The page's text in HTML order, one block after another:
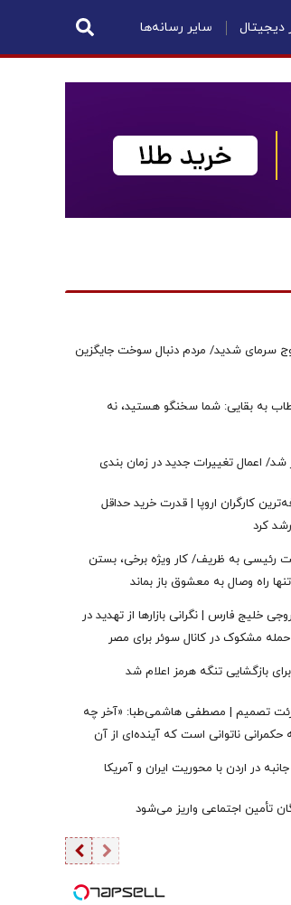
دیجیتال سایر رسانه‌ها
سرمای شدید/ مردم دنبال سوخت جایگزین
به بقایی: شما سخنگو هستید، نه
شد/ اعمال تغییرات جدید در زمان بندی
کارگران اروپا | قدرت خرید حداقل
کرد
رئیسی به ظریف/ کار ویژه برخی، بستن
راه وصال به معشوق باز بماند
خلیج فارس | نگرانی بازارها از تهدید در
حمله مشکوک در کانال سوئر برای مصر
بازگشایی تنگه هرمز اعلام شد
تصمیم | مصطفی هاشمی‌طبا: «آخر چه
ناتوانی است که آینده‌ای از آن
تأمین اجتماعی واریز می‌شود